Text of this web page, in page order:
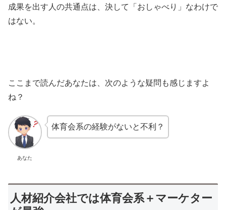
成果を出す人の共通点は、決して「おしゃべり」なわけで
はない。
ここまで読んだあなたは、次のような疑問も感じますよ
ね？
あなた
体育会系の経験がないと不利？
人材紹介会社では体育会系＋マーケター